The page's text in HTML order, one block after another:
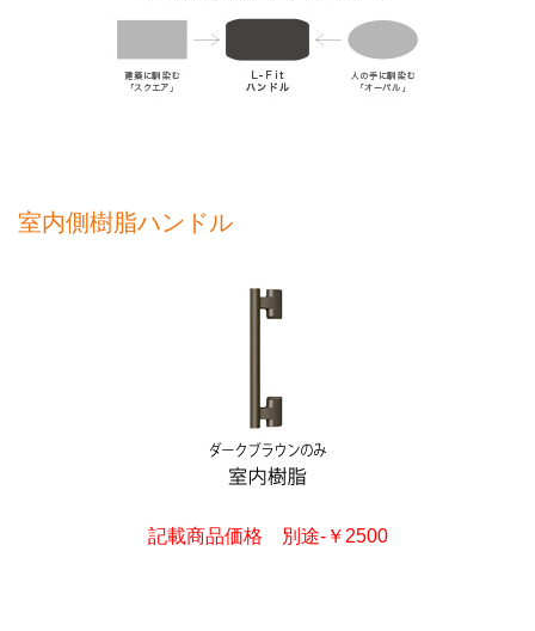
室内側樹脂ハンドル
記載商品価格 別途-￥2500